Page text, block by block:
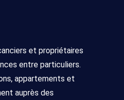
et propriétaires
entre particuliers.
appartements et
auprès des